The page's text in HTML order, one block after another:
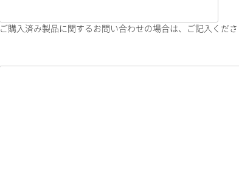
ご購入済み製品に関するお問い合わせの場合は、ご記入くださ